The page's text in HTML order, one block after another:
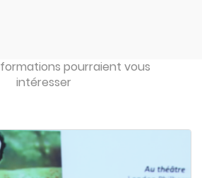
pourraient vous
intéresser